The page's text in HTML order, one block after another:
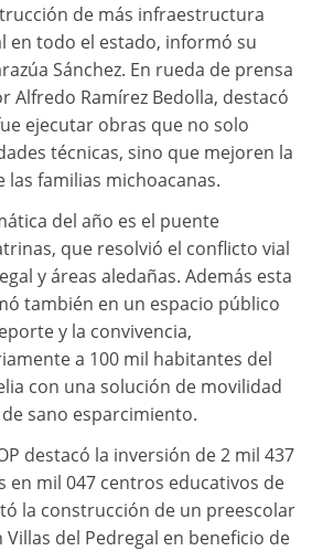
de más infraestructura
en todo el estado, informó su
Sánchez. En rueda de prensa
Alfredo Ramírez Bedolla, destacó
ejecutar obras que no solo
técnicas, sino que mejoren la
las familias michoacanas.
del año es el puente
que resolvió el conflicto vial
y áreas aledañas. Además esta
también en un espacio público
y la convivencia,
a 100 mil habitantes del
con una solución de movilidad
sano esparcimiento.
destacó la inversión de 2 mil 437
en mil 047 centros educativos de
la construcción de un preescolar
del Pedregal en beneficio de